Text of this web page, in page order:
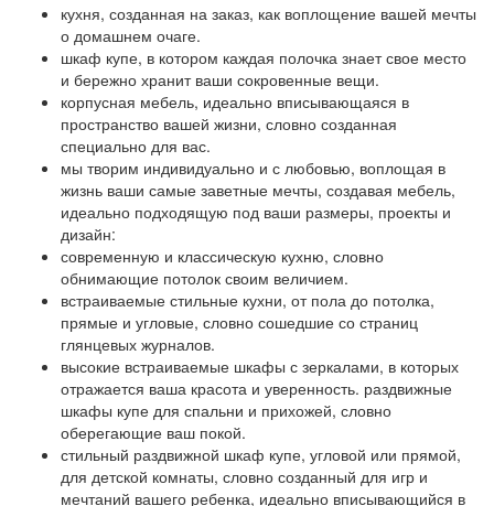
кухня, созданная на заказ, как воплощение вашей мечты
о домашнем очаге.
шкаф купе, в котором каждая полочка знает свое место
и бережно хранит ваши сокровенные вещи.
корпусная мебель, идеально вписывающаяся в
пространство вашей жизни, словно созданная
специально для вас.
мы творим индивидуально и с любовью, воплощая в
жизнь ваши самые заветные мечты, создавая мебель,
идеально подходящую под ваши размеры, проекты и
дизайн:
современную и классическую кухню, словно
обнимающие потолок своим величием.
встраиваемые стильные кухни, от пола до потолка,
прямые и угловые, словно сошедшие со страниц
глянцевых журналов.
высокие встраиваемые шкафы с зеркалами, в которых
отражается ваша красота и уверенность. раздвижные
шкафы купе для спальни и прихожей, словно
оберегающие ваш покой.
стильный раздвижной шкаф купе, угловой или прямой,
для детской комнаты, словно созданный для игр и
мечтаний вашего ребенка, идеально вписывающийся в